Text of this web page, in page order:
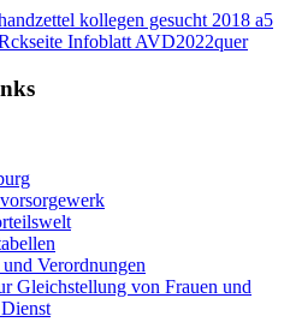
Verordnungen
Gleichstellung von Frauen und